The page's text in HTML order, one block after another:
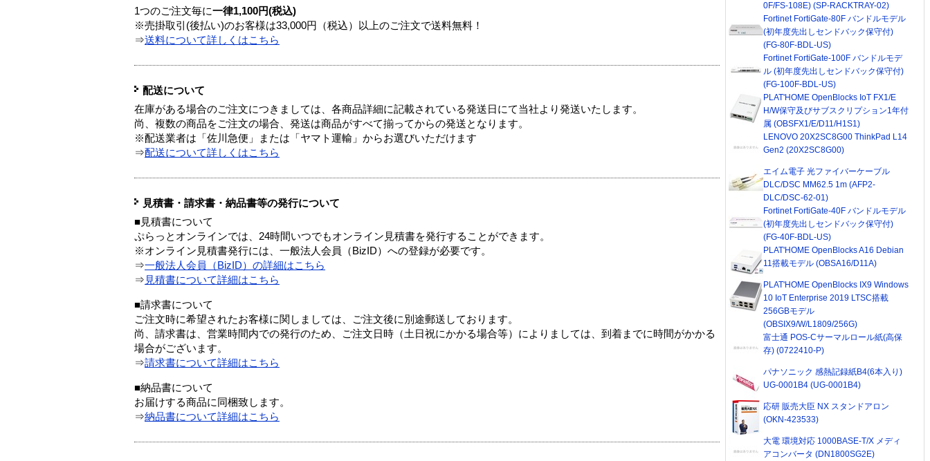
1つのご注文毎に一律1,100円(税込)
※売掛取引(後払い)のお客様は33,000円（税込）以上のご注文で送料無料！
⇒送料について詳しくはこちら
配送について
在庫がある場合のご注文につきましては、各商品詳細に記載されている発送日にて当社より発送いたします。
尚、複数の商品をご注文の場合、発送は商品がすべて揃ってからの発送となります。
※配送業者は「佐川急便」または「ヤマト運輸」からお選びいただけます
⇒配送について詳しくはこちら
見積書・請求書・納品書等の発行について
■見積書について
ぷらっとオンラインでは、24時間いつでもオンライン見積書を発行することができます。
※オンライン見積書発行には、一般法人会員（BizID）への登録が必要です。
⇒一般法人会員（BizID）の詳細はこちら
⇒ 見積書について詳細はこちら
■請求書について
ご注文時に希望されたお客様に関しましては、ご注文後に別途郵送しております。
尚、請求書は、営業時間内での発行のため、ご注文日時（土日祝にかかる場合等）によりましては、到着までに時間がかかる
場合がございます。
⇒請求書について詳細はこちら
■納品書について
お届けする商品に同梱致します。
⇒納品書について詳細はこちら
0F/FS-108E) (SP-RACKTRAY-02)
Fortinet FortiGate-80F バンドルモデル
(初年度先出しセンドバック保守付)
(FG-80F-BDL-US)
Fortinet FortiGate-100F バンドルモデ
ル (初年度先出しセンドバック保守付)
(FG-100F-BDL-US)
PLAT'HOME OpenBlocks IoT FX1/E
H/W保守及びサブスクリプション1年付
属 (OBSFX1/E/D11/H1S1)
LENOVO 20X2SC8G00 ThinkPad L14
Gen2 (20X2SC8G00)
エイム電子 光ファイバーケーブル
DLC/DSC MM62.5 1m (AFP2-
DLC/DSC-62-01)
Fortinet FortiGate-40F バンドルモデル
(初年度先出しセンドバック保守付)
(FG-40F-BDL-US)
PLAT'HOME OpenBlocks A16 Debian
11搭載モデル (OBSA16/D11A)
PLAT'HOME OpenBlocks IX9 Windows
10 IoT Enterprise 2019 LTSC搭載
256GBモデル
(OBSIX9/W/L1809/256G)
富士通 POS-Cサーマルロール紙(高保
存) (0722410-P)
パナソニック 感熱記録紙B4(6本入り)
UG-0001B4 (UG-0001B4)
応研 販売大臣 NX スタンドアロン
(OKN-423533)
大電 環境対応 1000BASE-T/X メディ
アコンバータ (DN1800SG2E)